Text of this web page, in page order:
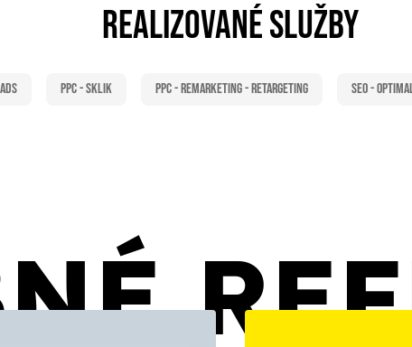
REALIZOVANÉ SLUŽBY
PPC - Sklik PPC - Remarketing - Retargeting SEO -